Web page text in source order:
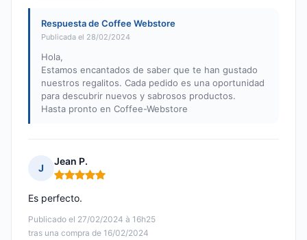
Respuesta de Coffee Webstore
Publicada el 28/02/2024
Hola,
Estamos encantados de saber que te han gustado
nuestros regalitos. Cada pedido es una oportunidad
para descubrir nuevos y sabrosos productos.
Hasta pronto en Coffee-Webstore
J
Jean P.
Nota: 5 de 5
Publicado el 27/02/2024 à 16h25
tras una compra de 16/02/2024
Es perfecto.